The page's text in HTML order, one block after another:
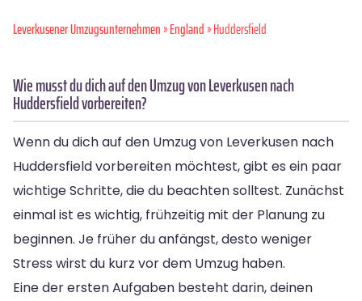
Leverkusener Umzugsunternehmen»England» Huddersfield
Wie musst du dich auf den Umzug von Leverkusen nach
Huddersfield vorbereiten?
Wenn du dich auf den Umzug von Leverkusen nach
Huddersfield vorbereiten möchtest, gibt es ein paar
wichtige Schritte, die du beachten solltest. Zunächst
einmal ist es wichtig, frühzeitig mit der Planung zu
beginnen. Je früher du anfängst, desto weniger
Stress wirst du kurz vor dem Umzug haben.
Eine der ersten Aufgaben besteht darin, deinen